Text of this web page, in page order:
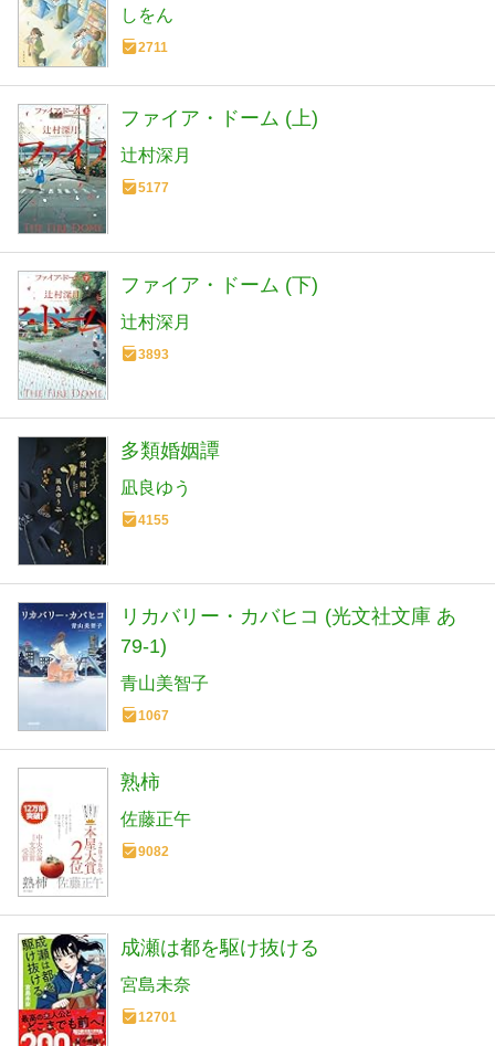
しをん
2711
ファイア・ドーム (上)
辻村深月
5177
ファイア・ドーム (下)
辻村深月
3893
多類婚姻譚
凪良ゆう
4155
リカバリー・カバヒコ (光文社文庫 あ
79-1)
青山美智子
1067
熟柿
佐藤正午
9082
成瀬は都を駆け抜ける
宮島未奈
12701